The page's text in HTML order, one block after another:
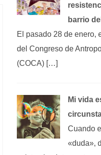
barrio
El pasado 28 de enero,
del Congreso de
(COCA) […]
Mi vida
Cuando
«duda»,